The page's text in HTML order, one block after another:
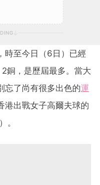
時至今日（6日）已經
銅，是歷屆最多。當大
忘了尚有很多出色的運
港出戰女子高爾夫球的
。